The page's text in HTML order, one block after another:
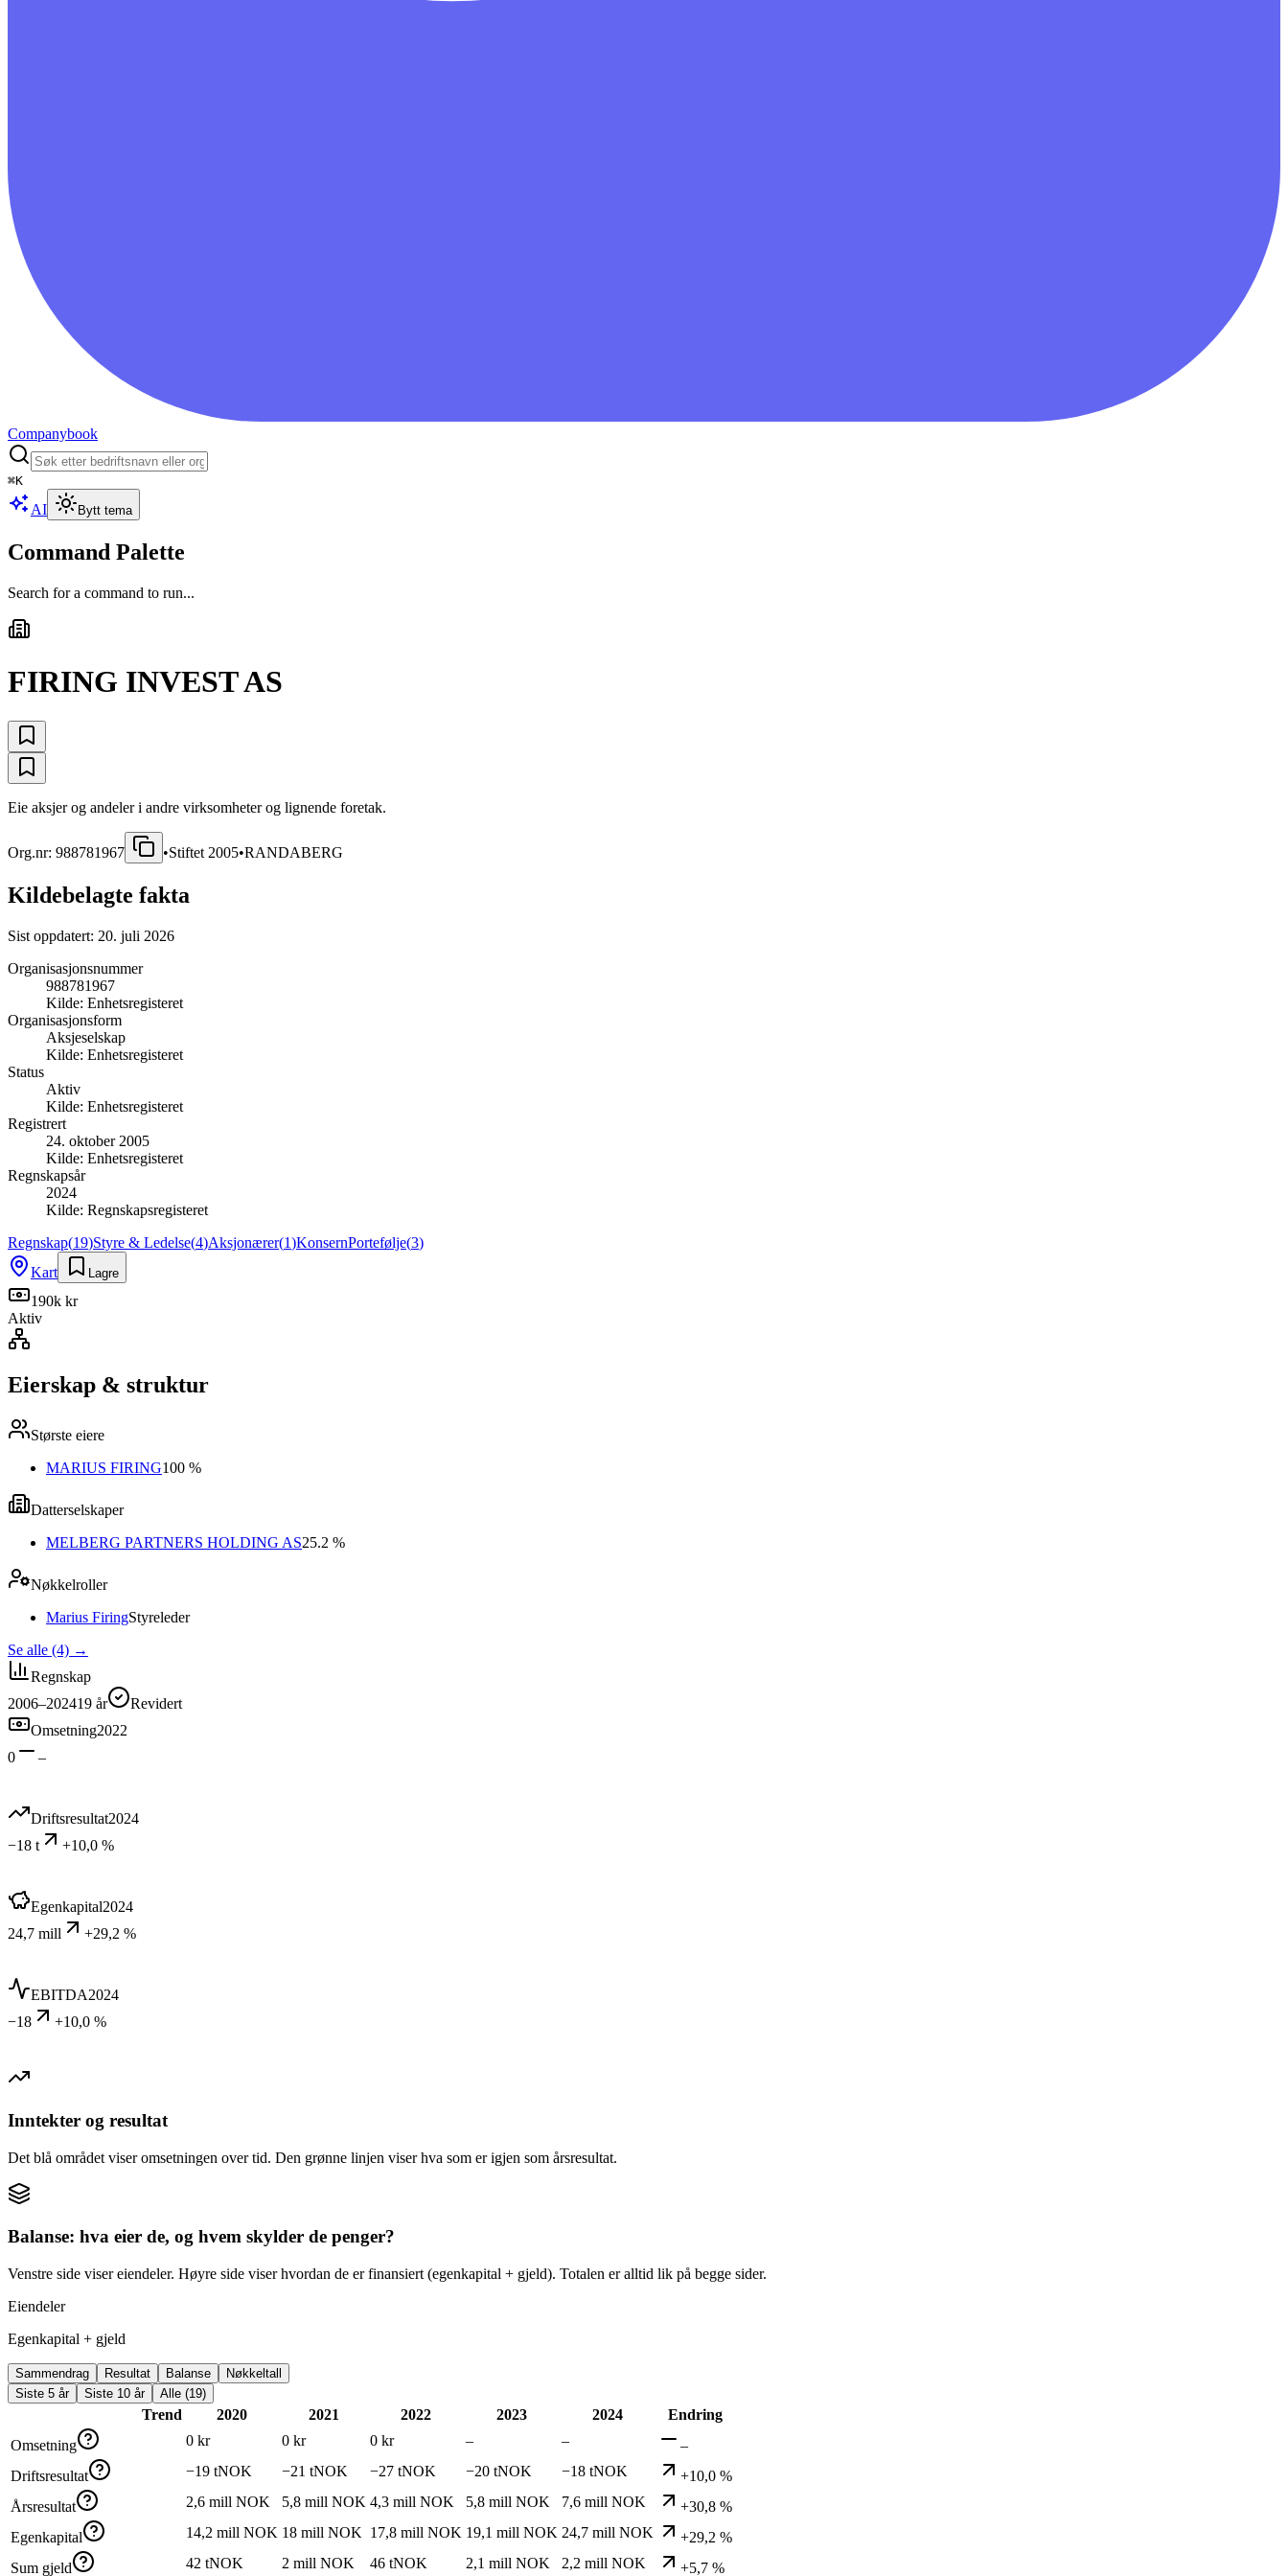
Companybook
⌘K
AI Bytt tema
Command Palette
Search for a command to run...
FIRING INVEST AS
Eie aksjer og andeler i andre virksomheter og lignende foretak.
Org.nr: 988781967 •Stiftet 2005•RANDABERG
Kildebelagte fakta
Sist oppdatert: 20. juli 2026
Organisasjonsnummer
988781967
Kilde: Enhetsregisteret
Organisasjonsform
Aksjeselskap
Kilde: Enhetsregisteret
Status
Aktiv
Kilde: Enhetsregisteret
Registrert
24. oktober 2005
Kilde: Enhetsregisteret
Regnskapsår
2024
Kilde: Regnskapsregisteret
Regnskap(19)Styre & Ledelse(4)Aksjonærer(1)KonsernPortefølje(3)
Kart
Lagre
190k kr
Aktiv
Eierskap & struktur
Største eiere
MARIUS FIRING100 %
Datterselskaper
MELBERG PARTNERS HOLDING AS25.2 %
Nøkkelroller
Marius FiringStyreleder
Se alle (4) →
Regnskap
2006–202419 år
Revidert
Omsetning2022
0
–
Driftsresultat2024
−18 t
+10,0 %
Egenkapital2024
24,7 mill
+29,2 %
EBITDA2024
−18
+10,0 %
Inntekter og resultat
Det blå området viser omsetningen over tid. Den grønne linjen viser hva som er igjen som årsresultat.
Balanse: hva eier de, og hvem skylder de penger?
Venstre side viser eiendeler. Høyre side viser hvordan de er finansiert (egenkapital + gjeld). Totalen er alltid lik på begge sider.
Eiendeler
Egenkapital + gjeld
Sammendrag Resultat Balanse
Nøkkeltall
Siste 5 år
Siste 10 år Alle (19)
Trend 2020 2021 2022 2023 2024
Endring
Omsetning
0 kr 0 kr 0 kr – –
–
Driftsresultat
−19 tNOK −21 tNOK −27 tNOK −20 tNOK −18 tNOK
+10,0 %
Årsresultat
2,6 mill NOK 5,8 mill NOK 4,3 mill NOK 5,8 mill NOK 7,6 mill NOK
+30,8 %
Egenkapital
14,2 mill NOK 18 mill NOK 17,8 mill NOK 19,1 mill NOK 24,7 mill NOK
+29,2 %
Sum gjeld
42 tNOK 2 mill NOK 46 tNOK 2,1 mill NOK 2,2 mill NOK +5,7 %